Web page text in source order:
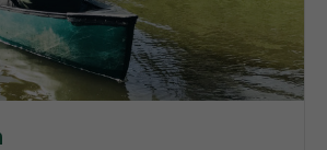
Suite 600
94102